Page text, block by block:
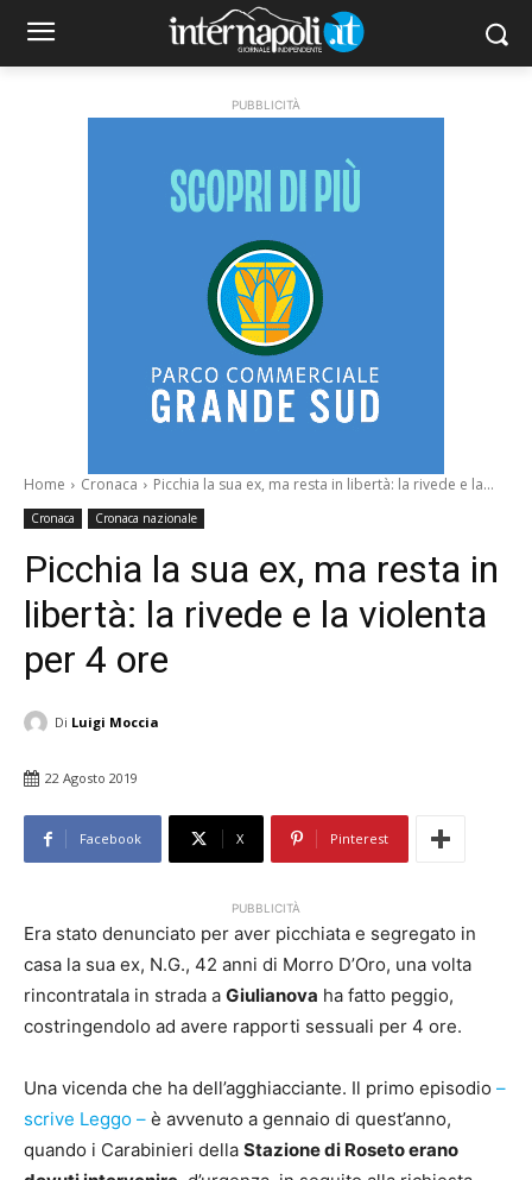
PUBBLICITÀ
Home Cronaca Picchia la sua ex, ma resta in libertà: la rivede e la...
Cronaca Cronaca nazionale
Picchia la sua ex, ma resta in
libertà: la rivede e la violenta
per 4 ore
Di Luigi Moccia
22 Agosto 2019
Facebook X Pinterest
PUBBLICITÀ
Era stato denunciato per aver picchiata e segregato in
casa la sua ex, N.G., 42 anni di Morro D’Oro, una volta
rincontratala in strada a Giulianova ha fatto peggio,
costringendolo ad avere rapporti sessuali per 4 ore.
Una vicenda che ha dell’agghiacciante. Il primo episodio –
scrive Leggo – è avvenuto a gennaio di quest’anno,
quando i Carabinieri della Stazione di Roseto erano